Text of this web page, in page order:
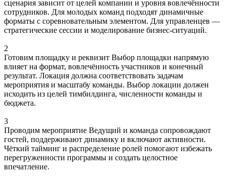
сценария зависит от целей компании и уровня вовлечённости
сотрудников. Для молодых команд подходят динамичные
форматы с соревновательным элементом. Для управленцев —
стратегические сессии и моделирование бизнес-ситуаций.
2
Готовим площадку и реквизит Выбор площадки напрямую
влияет на формат, вовлечённость участников и конечный
результат. Локация должна соответствовать задачам
мероприятия и масштабу команды. Выбор локации должен
исходить из целей тимбилдинга, численности команды и
бюджета.
3
Проводим мероприятие Ведущий и команда сопровождают
гостей, поддерживают динамику и включают активности.
Чёткий тайминг и распределение ролей помогают избежать
перегруженности программы и создать целостное
впечатление.